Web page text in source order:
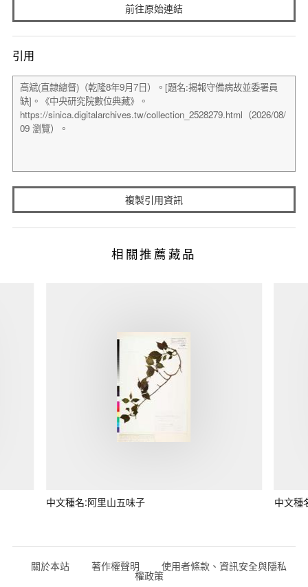
前往原始連結
引用
複製引用資訊
相關推薦藏品
中文種名:阿里山五味子 中文種
關於本站 著作權聲明 使用者條款、資訊安全與隱私
權政策